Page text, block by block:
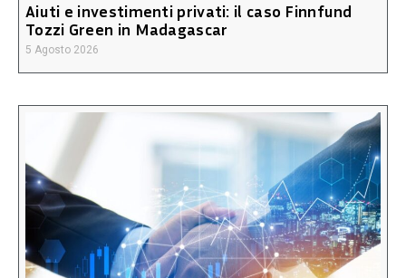
Aiuti e investimenti privati: il caso Finnfund
Tozzi Green in Madagascar
5 Agosto 2026